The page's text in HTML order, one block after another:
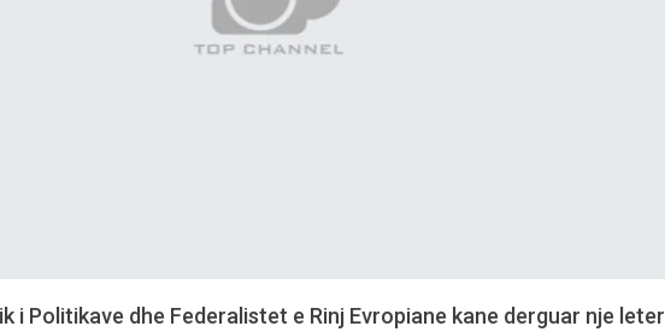
i Politikave dhe Federalistet e Rinj Evropiane kane derguar nje leter